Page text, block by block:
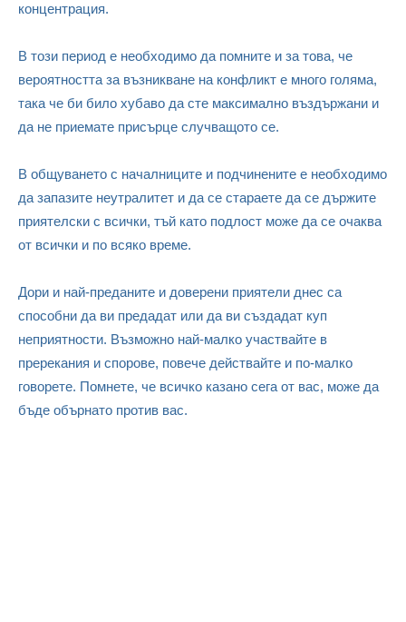
концентрация.
В този период е необходимо да помните и за това, че
вероятността за възникване на конфликт е много голяма,
така че би било хубаво да сте максимално въздържани и
да не приемате присърце случващото се.
В общуването с началниците и подчинените е необходимо
да запазите неутралитет и да се стараете да се държите
приятелски с всички, тъй като подлост може да се очаква
от всички и по всяко време.
Дори и най-преданите и доверени приятели днес са
способни да ви предадат или да ви създадат куп
неприятности. Възможно най-малко участвайте в
пререкания и спорове, повече действайте и по-малко
говорете. Помнете, че всичко казано сега от вас, може да
бъде обърнато против вас.